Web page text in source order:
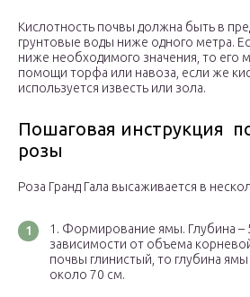
Кислотность почвы должна быть в
грунтовые воды ниже одного метра.
ниже необходимого значения, то его
помощи торфа или навоза, если же
используется известь или зола.
Пошаговая инструкция
розы
Роза Гранд Гала высаживается в
Формирование ямы. Глубина –
зависимости от объема
почвы глинистый, то глубина
около 70 см.